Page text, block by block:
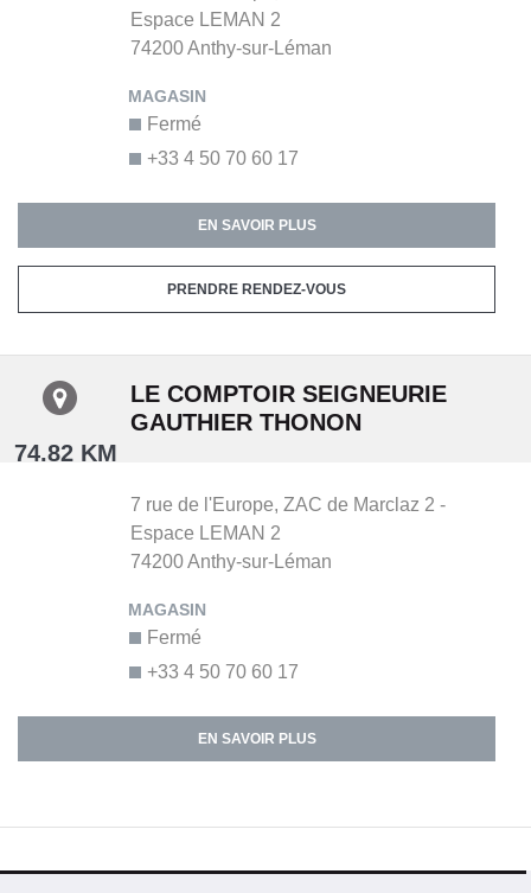
Espace LEMAN 2
74200Anthy-sur-Léman
+33 4 50 70 60 17
Fermé
EN SAVOIR PLUS
PRENDRE RENDEZ-VOUS
74.82 KM
LE COMPTOIR SEIGNEURIE
GAUTHIER THONON
7 rue de l'Europe, ZAC de Marclaz 2 -
Espace LEMAN 2
74200Anthy-sur-Léman
+33 4 50 70 60 17
Fermé
EN SAVOIR PLUS